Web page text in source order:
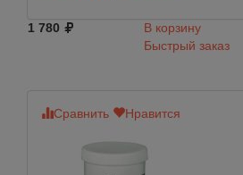
1 780
В корзину
Быстрый заказ
Сравнить Нравится